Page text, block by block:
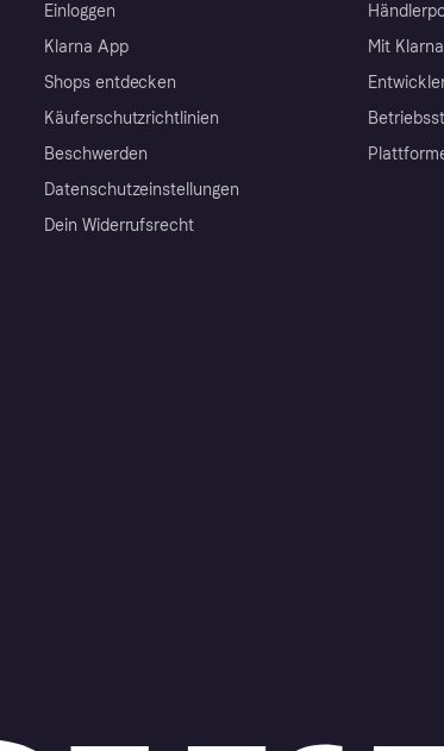
Einloggen
Klarna App
Shops entdecken
Käuferschutzrichtlinien
Beschwerden
Datenschutzeinstellungen
Dein Widerrufsrecht
Mit